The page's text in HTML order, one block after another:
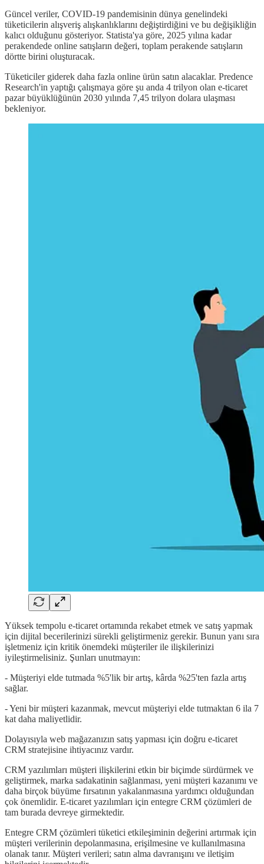
Güncel veriler, COVID-19 pandemisinin dünya genelindeki
tüketicilerin alışveriş alışkanlıklarını değiştirdiğini ve bu değişikliğin
kalıcı olduğunu gösteriyor. Statista'ya göre, 2025 yılına kadar
perakendede online satışların değeri, toplam perakende satışların
dörtte birini oluşturacak.
Tüketiciler giderek daha fazla online ürün satın alacaklar. Predence
Research'in yaptığı çalışmaya göre şu anda 4 trilyon olan e-ticaret
pazar büyüklüğünün 2030 yılında 7,45 trilyon dolara ulaşması
bekleniyor.
Yüksek tempolu e-ticaret ortamında rekabet etmek ve satış yapmak
için dijital becerilerinizi sürekli geliştirmeniz gerekir. Bunun yanı sıra
işletmeniz için kritik önemdeki müşteriler ile ilişkilerinizi
iyileştirmelisiniz. Şunları unutmayın:
- Müşteriyi elde tutmada %5'lik bir artış, kârda %25'ten fazla artış
sağlar.
- Yeni bir müşteri kazanmak, mevcut müşteriyi elde tutmaktan 6 ila 7
kat daha maliyetlidir.
Dolayısıyla web mağazanızın satış yapması için doğru e-ticaret
CRM stratejisine ihtiyacınız vardır.
CRM yazılımları müşteri ilişkilerini etkin bir biçimde sürdürmek ve
geliştirmek, marka sadakatinin sağlanması, yeni müşteri kazanımı ve
daha birçok büyüme fırsatının yakalanmasına yardımcı olduğundan
çok önemlidir. E-ticaret yazılımları için entegre CRM çözümleri de
tam burada devreye girmektedir.
Entegre CRM çözümleri tüketici etkileşiminin değerini artırmak için
müşteri verilerinin depolanmasına, erişilmesine ve kullanılmasına
olanak tanır. Müşteri verileri; satın alma davranışını ve iletişim